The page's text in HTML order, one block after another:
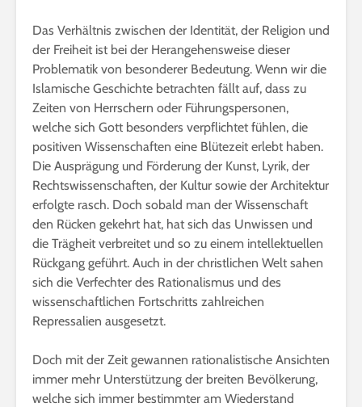
Das Verhältnis zwischen der Identität, der Religion und
der Freiheit ist bei der Herangehensweise dieser
Problematik von besonderer Bedeutung. Wenn wir die
Islamische Geschichte betrachten fällt auf, dass zu
Zeiten von Herrschern oder Führungspersonen,
welche sich Gott besonders verpflichtet fühlen, die
positiven Wissenschaften eine Blütezeit erlebt haben.
Die Ausprägung und Förderung der Kunst, Lyrik, der
Rechtswissenschaften, der Kultur sowie der Architektur
erfolgte rasch. Doch sobald man der Wissenschaft
den Rücken gekehrt hat, hat sich das Unwissen und
die Trägheit verbreitet und so zu einem intellektuellen
Rückgang geführt. Auch in der christlichen Welt sahen
sich die Verfechter des Rationalismus und des
wissenschaftlichen Fortschritts zahlreichen
Repressalien ausgesetzt.
Doch mit der Zeit gewannen rationalistische Ansichten
immer mehr Unterstützung der breiten Bevölkerung,
welche sich immer bestimmter am Wiederstand